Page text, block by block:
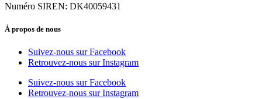
Numéro SIREN: DK40059431
À propos de nous
Suivez-nous sur Facebook
Retrouvez-nous sur Instagram
Suivez-nous sur Facebook
Retrouvez-nous sur Instagram